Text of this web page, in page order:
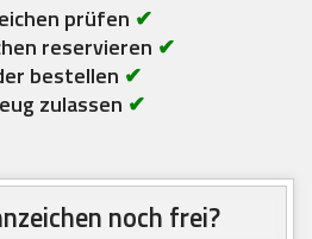
prüfen ✔
reservieren ✔
bestellen ✔
zulassen ✔
noch frei?